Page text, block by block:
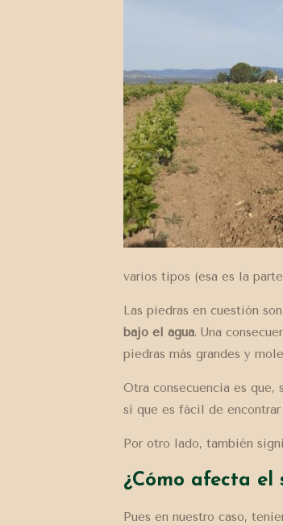
varios tipos (esa es la
Las piedras en cuestión
bajo el agua. Una
piedras más grandes y
Otra consecuencia es
sí que es fácil de encontrar
Por otro lado, también
¿Cómo afecta el
Pues en nuestro caso,